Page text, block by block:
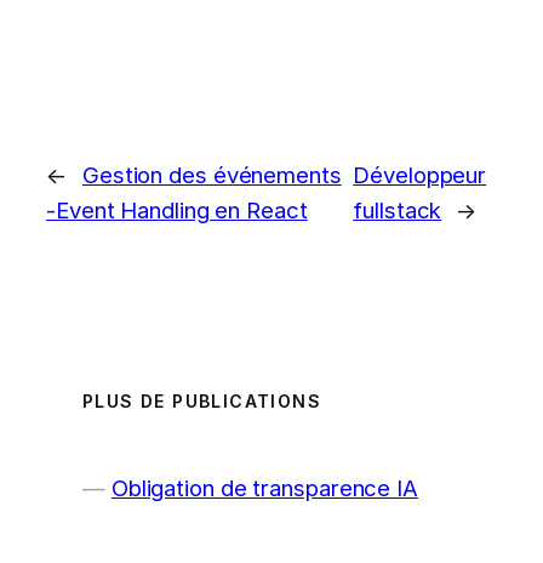
←
Gestion des événements
-Event Handling en React
Développeur
fullstack
→
PLUS DE PUBLICATIONS
Obligation de transparence IA